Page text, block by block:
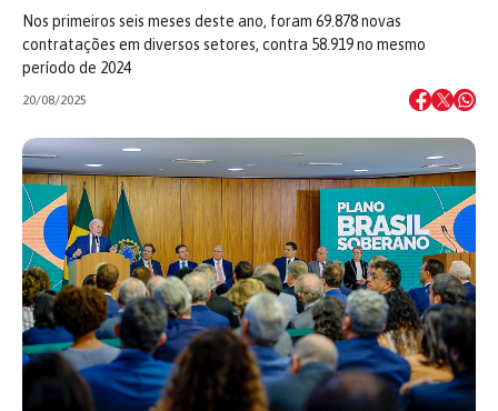
Nos primeiros seis meses deste ano, foram 69.878 novas
contratações em diversos setores, contra 58.919 no mesmo
período de 2024
20/08/2025